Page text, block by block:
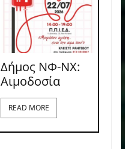
Δήμος ΝΦ-ΝΧ:
Aιμοδοσία
READ MORE